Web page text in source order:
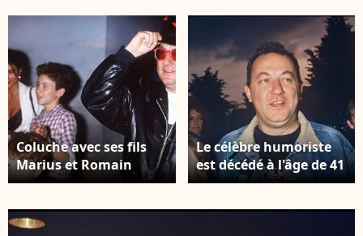
Coluche avec ses fils
Marius et Romain
Colucci à la sortie de
Elysées. Crédit :
Le célèbre humoriste
est décédé à l'âge de 41
ans le 19 juin 1986 à la
moto Archives -